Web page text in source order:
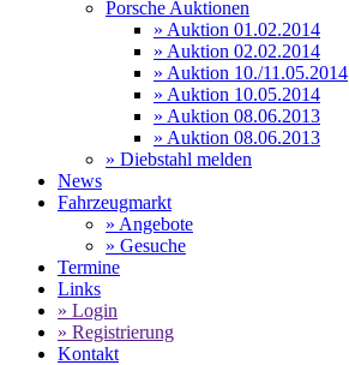
Porsche Auktionen
» Auktion 01.02.2014
» Auktion 02.02.2014
» Auktion 10./11.05.2014
» Auktion 10.05.2014
» Auktion 08.06.2013
» Auktion 08.06.2013
» Diebstahl melden
News
Fahrzeugmarkt
» Angebote
» Gesuche
Termine
Links
» Login
» Registrierung
Kontakt